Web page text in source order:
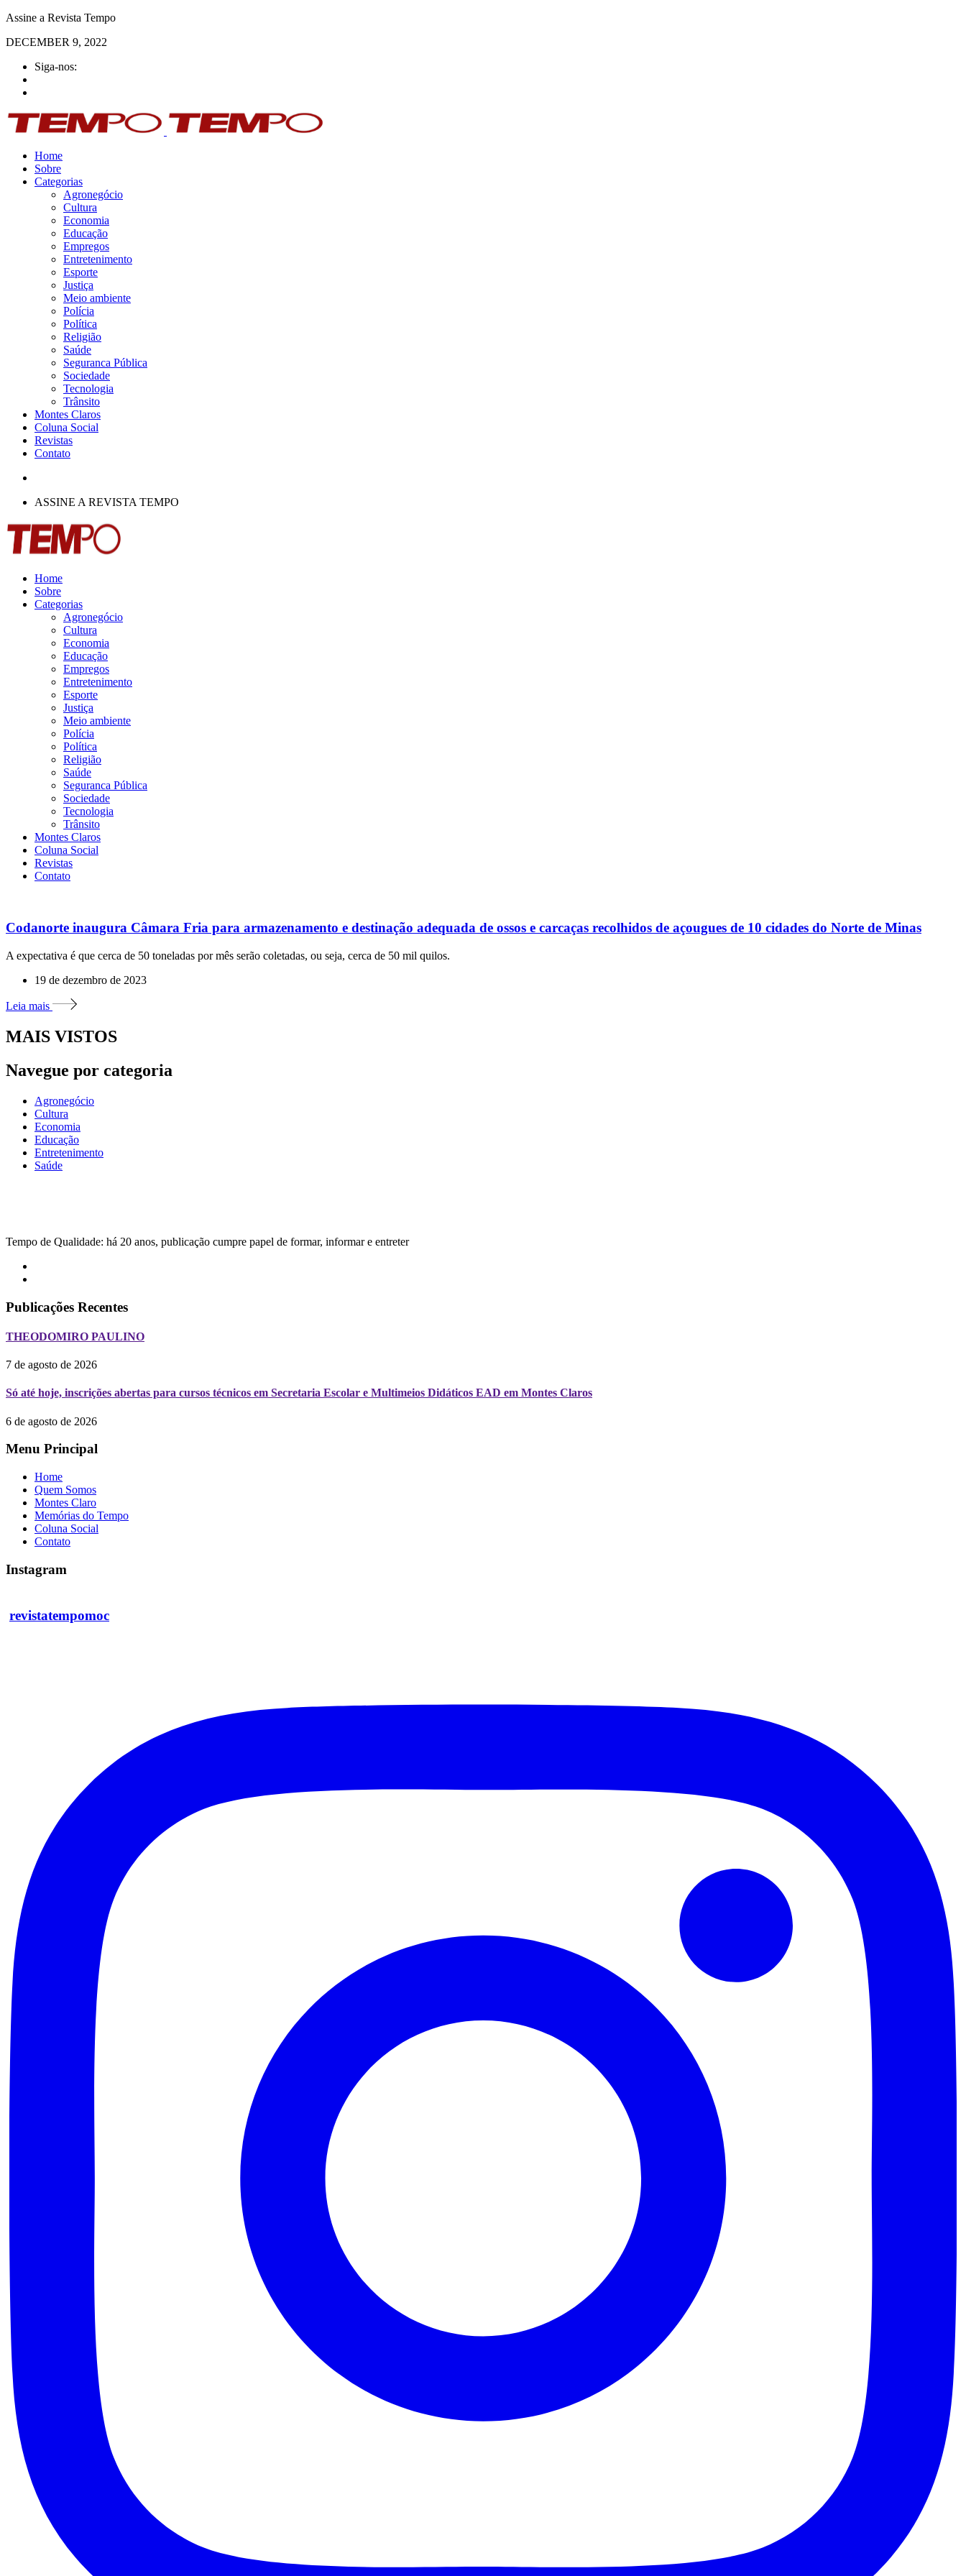
Assine a Revista Tempo
DECEMBER 9, 2022
Siga-nos:
Home
Sobre
Categorias
Agronegócio
Cultura
Economia
Educação
Empregos
Entretenimento
Esporte
Justiça
Meio ambiente
Polícia
Política
Religião
Saúde
Seguranca Pública
Sociedade
Tecnologia
Trânsito
Montes Claros
Coluna Social
Revistas
Contato
ASSINE A REVISTA TEMPO
Home
Sobre
Categorias
Agronegócio
Cultura
Economia
Educação
Empregos
Entretenimento
Esporte
Justiça
Meio ambiente
Polícia
Política
Religião
Saúde
Seguranca Pública
Sociedade
Tecnologia
Trânsito
Montes Claros
Coluna Social
Revistas
Contato
Codanorte inaugura Câmara Fria para armazenamento e destinação adequada de ossos e carcaças recolhidos de açougues de 10 cidades do Norte de Minas
A expectativa é que cerca de 50 toneladas por mês serão coletadas, ou seja, cerca de 50 mil quilos.
19 de dezembro de 2023
Leia mais
MAIS VISTOS
Navegue por categoria
Agronegócio
Cultura
Economia
Educação
Entretenimento
Saúde
Tempo de Qualidade: há 20 anos, publicação cumpre papel de formar, informar e entreter
Publicações Recentes
THEODOMIRO PAULINO
7 de agosto de 2026
Só até hoje, inscrições abertas para cursos técnicos em Secretaria Escolar e Multimeios Didáticos EAD em Montes Claros
6 de agosto de 2026
Menu Principal
Home
Quem Somos
Montes Claro
Memórias do Tempo
Coluna Social
Contato
Instagram
revistatempomoc